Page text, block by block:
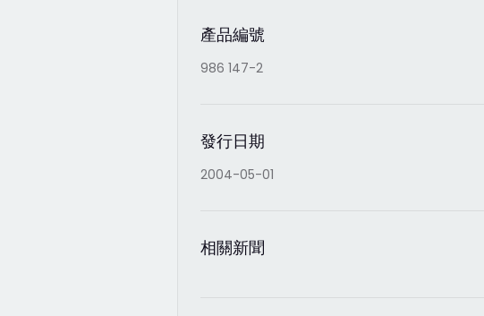
產品編號
986 147-2
發行日期
2004-05-01
相關新聞